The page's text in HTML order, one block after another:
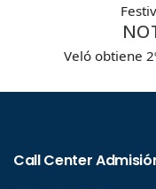
Veló obtiene